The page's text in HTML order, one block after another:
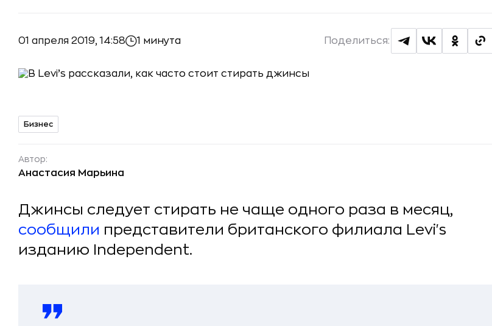
01 апреля 2019, 14:58 1 минута Поделиться:
Бизнес
Автор:
Анастасия Марьина
Джинсы следует стирать не чаще одного раза в месяц,
сообщили представители британского филиала Levi's
изданию Independent.